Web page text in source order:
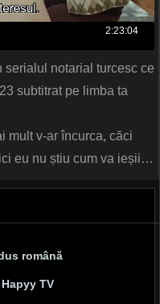
serialul notarial turcesc ce
subtitrat pe limba ta
mult v-ar încurca, căci
eu nu știu cum va ieșii…
română
TV